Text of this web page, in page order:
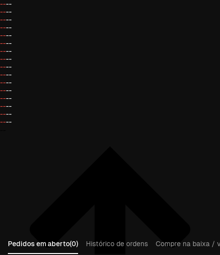
----
----
----
----
----
----
----
----
----
----
----
----
----
----
----
----
Pedidos em aberto(0) Histórico de ordens
Compre na baixa /